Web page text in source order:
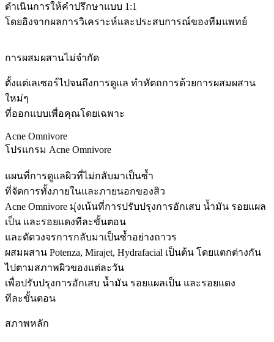
ดำเนินการให้คำปรึกษาแบบ 1:1
โดยอิงจากผลการวิเคราะห์และประสบการณ์ของทีมแพทย์
การผสมผสานไม่จำกัด
ตั้งแต่เลเซอร์ไปจนถึงการดูแล ทำหัตถการด้วยการผสมผสาน
ใหม่ๆ
ที่ออกแบบเพื่อคุณโดยเฉพาะ
Acne Omnivore
โปรแกรม Acne Omnivore
แผนที่การดูแลผิวที่ไม่กลับมาเป็นซ้ำ
ที่จัดการทั้งภายในและภายนอกของสิว
Acne Omnivore มุ่งเน้นที่การปรับปรุงการอักเสบ น้ำมัน รอยแผล
เป็น และรอยแดงทีละขั้นตอน
และตัดวงจรการกลับมาเป็นซ้ำอย่างถาวร
ผสมผสาน Potenza, Mirajet, Hydrafacial เป็นต้น โดยแตกต่างกัน
ไปตามสภาพผิวของแต่ละวัน
เพื่อปรับปรุงการอักเสบ น้ำมัน รอยแผลเป็น และรอยแดง
ทีละขั้นตอน
สภาพหลัก